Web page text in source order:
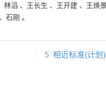
林滔 、 王长生 、 王开建 、 王焕
、 石刚 。
5 相近标准(计划)